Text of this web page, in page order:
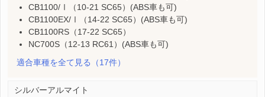
CB1100/Ⅰ（10-21 SC65）(ABS車も可)
CB1100EX/Ⅰ（14-22 SC65）(ABS車も可)
CB1100RS（17-22 SC65）
NC700S（12-13 RC61）(ABS車も可)
適合車種を全て見る
（17件）
シルバーアルマイト